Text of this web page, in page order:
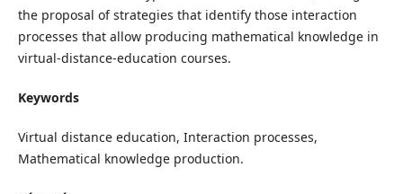
the proposal of strategies that identify those interaction
processes that allow producing mathematical knowledge in
virtual-distance-education courses.
Keywords
Virtual distance education, Interaction processes,
Mathematical knowledge production.